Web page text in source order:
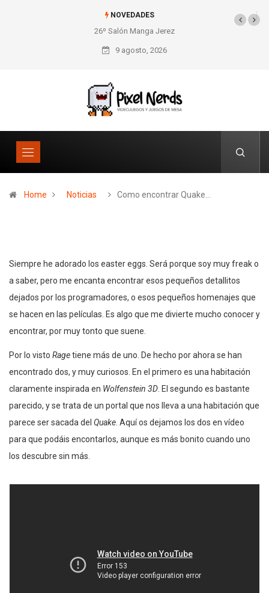
NOVEDADES
26º Salón Manga Jerez SNES Pixel Book para
los amantes de lo retro
9 agosto, 2026
Home Noticias Como encontrar Quake…
Siempre he adorado los easter eggs. Será porque soy muy freak o
a saber, pero me encanta encontrar esos pequeños detallitos
dejados por los programadores, o esos pequeños homenajes que
se hacen en las películas. Es algo que me divierte mucho conocer y
encontrar, por muy tonto que suene.
Por lo visto Ragetiene más de uno. De hecho por ahora se han
encontrado dos, y muy curiosos. En el primero es una habitación
claramente inspirada en Wolfenstein 3D . El segundo es bastante
parecido, y se trata de un portal que nos lleva a una habitación que
parece ser sacada del Quake . Aquí os dejamos los dos en vídeo
para que podáis encontarlos, aunque es más bonito cuando uno
los descubre sin más.